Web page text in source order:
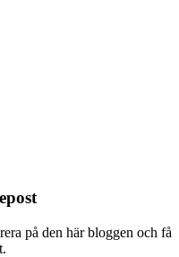
på den här bloggen och få